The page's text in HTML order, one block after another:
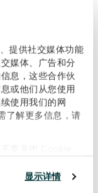
提供社交媒体功能
媒体、广告和分
息，这些合作伙
或他们从您使用
使用我们的网
了解更多信息，请
显示详情